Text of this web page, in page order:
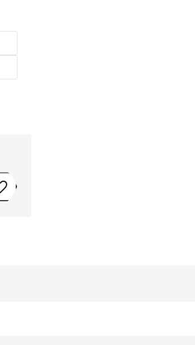
Toevoegen aan verlanglijstje